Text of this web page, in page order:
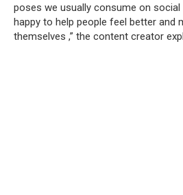
poses we usually consume on
happy to help people feel better and
themselves ,” the content creator